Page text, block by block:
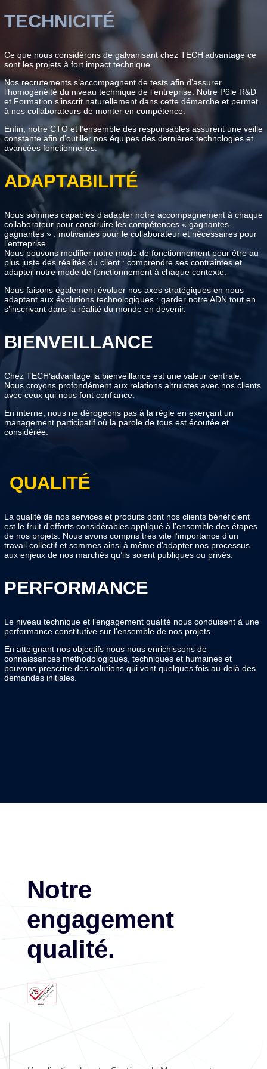
TECHNICITÉ
Ce que nous considérons de galvanisant chez TECH’advantage ce
sont les projets à fort impact technique.
Nos recrutements s’accompagnent de tests afin d’assurer
l’homogénéité du niveau technique de l’entreprise. Notre Pôle R&D
et Formation s’inscrit naturellement dans cette démarche et permet
à nos collaborateurs de monter en compétence.
Enfin, notre CTO et l’ensemble des responsables assurent une veille
constante afin d’outiller nos équipes des dernières technologies et
avancées fonctionnelles.
ADAPTABILITÉ
Nous sommes capables d’adapter notre accompagnement à chaque
collaborateur pour construire les compétences « gagnantes-
gagnantes » : motivantes pour le collaborateur et nécessaires pour
l’entreprise.
Nous pouvons modifier notre mode de fonctionnement pour être au
plus juste des réalités du client : comprendre ses contraintes et
adapter notre mode de fonctionnement à chaque contexte.
Nous faisons également évoluer nos axes stratégiques en nous
adaptant aux évolutions technologiques : garder notre ADN tout en
s’inscrivant dans la réalité du monde en devenir.
BIENVEILLANCE
Chez TECH’advantage la bienveillance est une valeur centrale.
Nous croyons profondément aux relations altruistes avec nos clients
avec ceux qui nous font confiance.
En interne, nous ne dérogeons pas à la règle en exerçant un
management participatif où la parole de tous est écoutée et
considérée.
QUALITÉ
La qualité de nos services et produits dont nos clients bénéficient
est le fruit d’efforts considérables appliqué à l’ensemble des étapes
de nos projets. Nous avons compris très vite l’importance d’un
travail collectif et sommes ainsi à même d’adapter nos processus
aux enjeux de nos marchés qu’ils soient publiques ou privés.
PERFORMANCE
Le niveau technique et l’engagement qualité nous conduisent à une
performance constitutive sur l’ensemble de nos projets.
En atteignant nos objectifs nous nous enrichissons de
connaissances méthodologiques, techniques et humaines et
pouvons prescrire des solutions qui vont quelques fois au-delà des
demandes initiales.
Notre
engagement
qualité.